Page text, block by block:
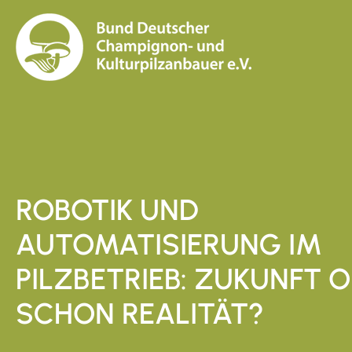
ROBOTIK UND
AUTOMATISIERUNG IM
PILZBETRIEB: ZUKUNFT
SCHON REALITÄT?